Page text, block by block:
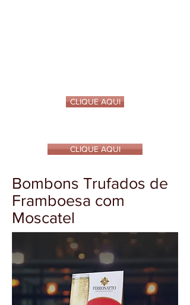
CLIQUE AQUI
CLIQUE AQUI
Bombons Trufados de
Framboesa com
Moscatel